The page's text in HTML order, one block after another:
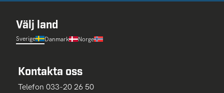
Välj land
Sverige Danmark Norge
Kontakta oss
Telefon 033-20 26 50